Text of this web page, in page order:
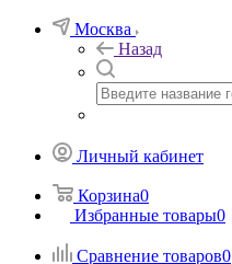
Москва
Назад
Личный кабинет
Корзина0
Избранные товары0
Сравнение товаров0